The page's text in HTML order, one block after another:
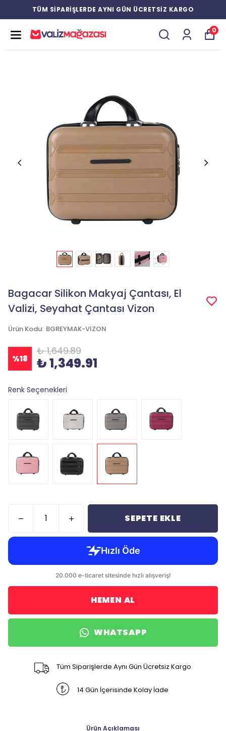
TÜM SİPARİŞLERDE AYNI GÜN ÜCRETSİZ KARGO
0
Bagacar Silikon Makyaj Çantası, El
Valizi, Seyahat Çantası Vizon
Ürün Kodu: BGREYMAK-VIZON
%18
₺ 1,649.89
₺ 1,349.91
Renk Seçenekleri
SEPETE EKLE
HEMEN AL
WHATSAPP
Tüm Siparişlerde Aynı Gün Ücretsiz Kargo
14 Gün İçerisinde Kolay İade
Ürün Açıklaması